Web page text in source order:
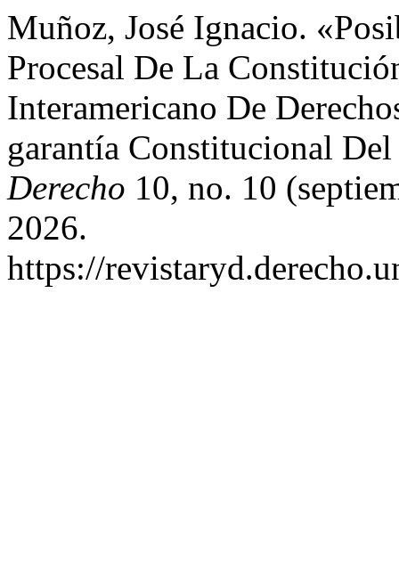
Muñoz, José Ignacio.
Procesal De La
Interamericano De
garantía Constitucional
Derecho 10, no. 10
2026.
https://